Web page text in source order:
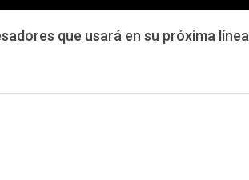
que usará en su próxima línea